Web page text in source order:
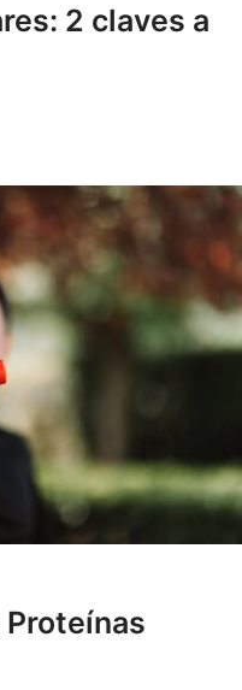
2 claves a